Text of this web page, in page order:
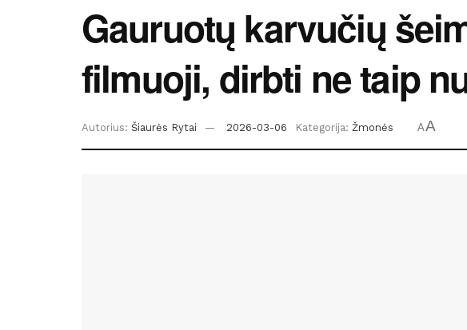
Gauruotų karvučių
filmuoji, dirbti ne taip
Autorius: Šiaurės Rytai 2026-03-06 Kategorija: Žmonės AA